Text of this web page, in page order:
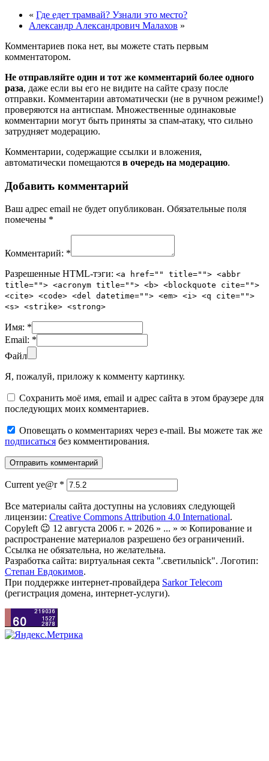
« Где едет трамвай? Узнали это место?
Александр Александрович Малахов »
Комментариев пока нет, вы можете стать первым
комментатором.
Не отправляйте один и тот же комментарий более одного
раза, даже если вы его не видите на сайте сразу после
отправки. Комментарии автоматически (не в ручном режиме!)
проверяются на антиспам. Множественные одинаковые
комментарии могут быть приняты за спам-атаку, что сильно
затрудняет модерацию.
Комментарии, содержащие ссылки и вложения,
автоматически помещаются в очередь на модерацию.
Добавить комментарий
Ваш адрес email не будет опубликован. Обязательные поля
помечены *
Комментарий: *
Разрешенные HTML-тэги: <a href="" title=""> <abbr
title=""> <acronym title=""> <b> <blockquote cite="">
<cite> <code> <del datetime=""> <em> <i> <q cite="">
<s> <strike> <strong>
Имя: *
Email: *
Файл
Я, пожалуй, приложу к комменту картинку.
Сохранить моё имя, email и адрес сайта в этом браузере для
последующих моих комментариев.
Оповещать о комментариях через e-mail. Вы можете так же
подписаться без комментирования.
Current ye@r *
Все материалы сайта доступны на условиях следующей
лицензии: Creative Commons Attribution 4.0 International.
Copyleft 😉 12 августа 2006 г. » 2026 » ... » ∞ Копирование и
распространение материалов разрешено без ограничений.
Ссылка не обязательна, но желательна.
Разработка сайта: виртуальная секта ".светильnick". Логотип:
Степан Евдокимов.
При поддержке интернет-провайдера Sarkor Telecom
(регистрация домена, интернет-услуги).